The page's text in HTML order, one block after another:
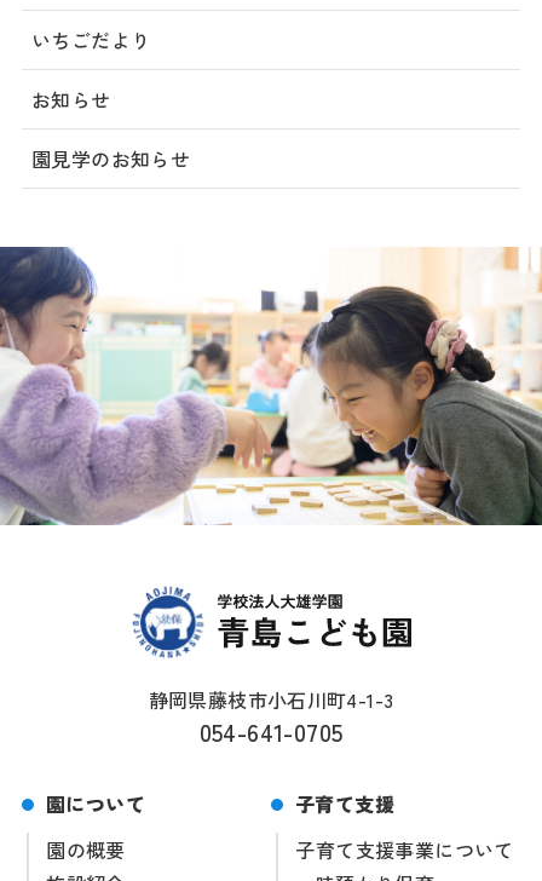
いちごだより
お知らせ
園見学のお知らせ
静岡県藤枝市小石川町4-1-3
054-641-0705
園について
園の概要
子育て支援
子育て支援事業について